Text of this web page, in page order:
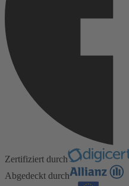
Zertifiziert durch
Abgedeckt durch